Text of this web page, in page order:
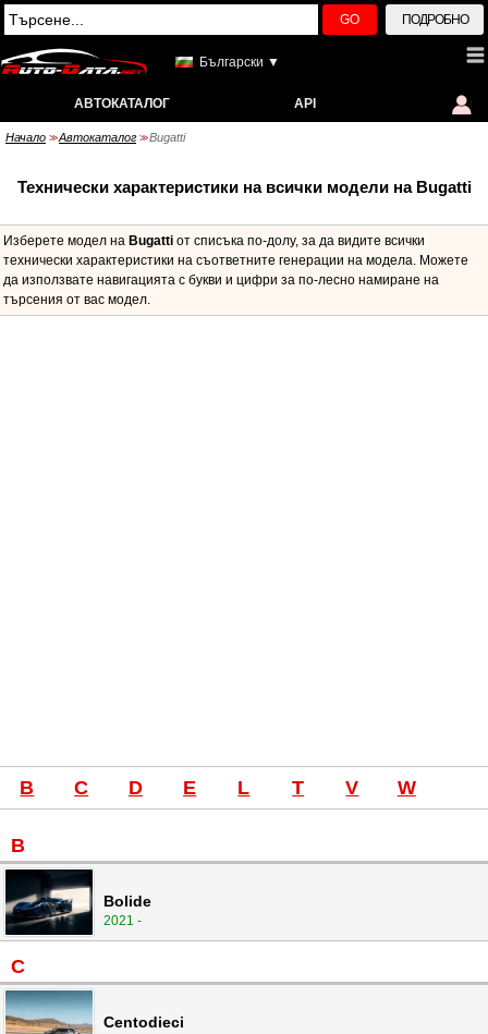
GO ПОДРОБНО
Български ▼
АВТОКАТАЛОГ API
Начало >> Автокаталог >> Bugatti
Технически характеристики на всички модели на Bugatti
Изберете модел на Bugatti от списъка по-долу, за да видите всички
технически характеристики на съответните генерации на модела. Можете
да използвате навигацията с букви и цифри за по-лесно намиране на
търсения от вас модел.
B C D E L T V W
B
Bolide
2021 -
C
Centodieci